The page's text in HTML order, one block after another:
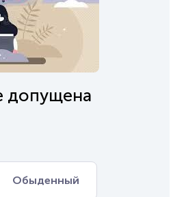
допущена
Обыденный